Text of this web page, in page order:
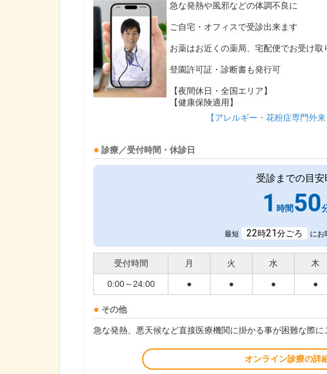
急な発熱や風邪などの体調不良に
ご自宅・オフィスで受診出来ます
お薬はお近くの薬局、宅配便でお受け取
登園許可証・診断書も発行可
【夜間休日・全国エリア】
【健康保険適用】
【アレルギー・花粉症専門外
診療／受付時間・休診日
受診までの目安
1 時間50
最短 22時21分ごろ にお
受付時間 月 火 水 木
0:00～24:00 ● ● ● ●
その他
急な発熱、悪天候など直接医療機関に掛かる事が困難な際に
オンライン診療の詳